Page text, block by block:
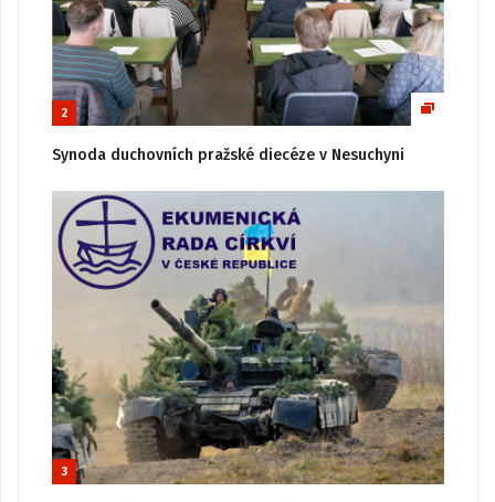
2
Synoda duchovních pražské diecéze v Nesuchyni
3